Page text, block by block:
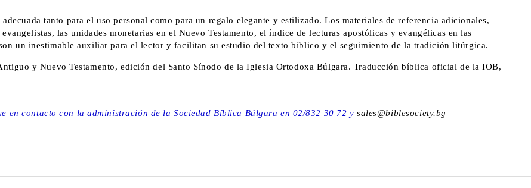
tanto para el uso personal como para un regalo elegante y estilizado. Los materiales de referencia adicionales,
las unidades monetarias en el Nuevo Testamento, el índice de lecturas apostólicas y evangélicas en las
un inestimable auxiliar para el lector y facilitan su estudio del texto bíblico y el seguimiento de la tradición litúrgica.
y Nuevo Testamento, edición del Santo Sínodo de la Iglesia Ortodoxa Búlgara. Traducción bíblica oficial de la IOB,
en contacto con la administración de la Sociedad Bíblica Búlgara en 02/832 30 72 ysales@biblesociety.bg